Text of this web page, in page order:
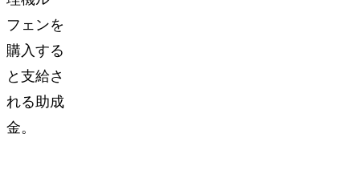
フェンを
購入する
と支給さ
れる助成
金。